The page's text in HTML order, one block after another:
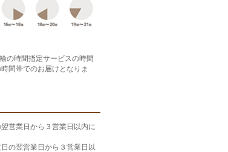
の時間指定サービスの時間
間帯でのお届けとなりま
営業日から３営業日以内に
の翌営業日から３営業日以